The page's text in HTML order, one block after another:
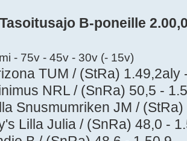
B-poneille
- 75v - 45v - 30v (- 15v)
TUM / (StRa) 1.49,2aly
NRL / (SnRa) 50,5 -
Snusmumriken JM /
Lilla Julia / (SnRa) 48,0 -